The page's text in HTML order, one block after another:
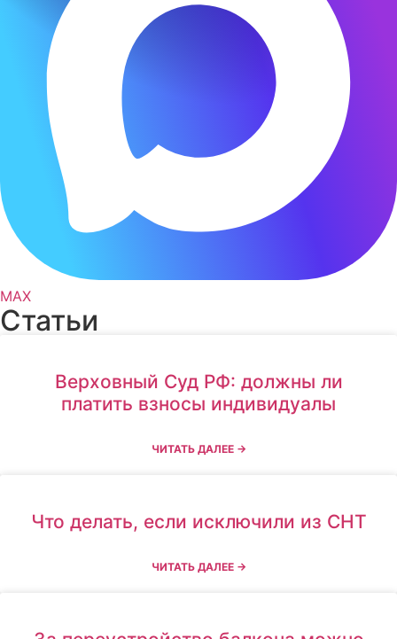
MAX
Статьи
Верховный Суд РФ: должны ли
платить взносы индивидуалы
ЧИТАТЬ ДАЛЕЕ →
Что делать, если исключили из СНТ
ЧИТАТЬ ДАЛЕЕ →